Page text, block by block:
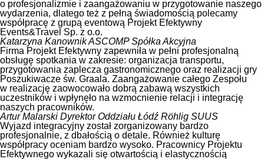
o profesjonalizmie i zaangażowaniu w przygotowanie naszego
wydarzenia, dlatego też z pełną świadomością polecamy
współpracę z grupą eventową Projekt Efektywny
Events&Travel Sp. z o.o.
Katarzyna KanownikASCOMP Spółka Akcyjna
Firma Projekt Efektywny zapewniła w pełni profesjonalną
obsługę spotkania w zakresie: organizacja transportu,
przygotowania zaplecza gastronomicznego oraz realizacji gry
Poszukiwacze św. Graala. Zaangażowanie całego Zespołu
w realizację zaowocowało dobrą zabawą wszystkich
uczestników i wpłynęło na wzmocnienie relacji i integrację
naszych pracowników.
Artur Malarski Dyrektor Oddziału Łódź Röhlig SUUS
Wyjazd integracyjny został zorganizowany bardzo
profesjonalnie, z dbałością o detale. Również kulturę
współpracy oceniam bardzo wysoko. Pracownicy Projektu
Efektywnego wykazali się otwartością i elastycznością